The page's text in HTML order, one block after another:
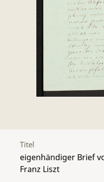
Titel
eigenhändiger Brief
Franz Liszt